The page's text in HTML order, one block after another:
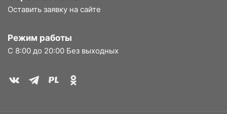
Оставить заявку на сайте
Режим работы
С 8:00 до 20:00 Без выходных